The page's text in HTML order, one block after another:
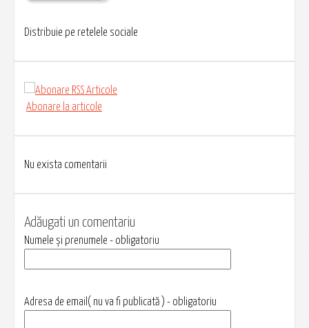
Distribuie pe retelele sociale
Abonare la articole
Nu exista comentarii
Adăugati un comentariu
Numele și prenumele - obligatoriu
Adresa de email( nu va fi publicată ) - obligatoriu